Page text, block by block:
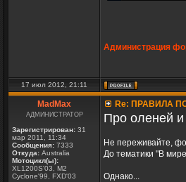
Администрация
17 июл 2012, 21:11
MadMax
АДМИНИСТРАТОР
Зарегистрирован: 31
мар 2011, 11:34
Сообщения: 7333
Откуда: Australia
Мотоцикл(ы):
XL1200S'03, M2
Cyclone'99, FXD'03
Re: ПРАВИЛА
Про оленей
Не переживайте,
До тематики "В
Однако...